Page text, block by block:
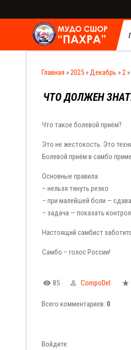
Главная »2025 » Декабрь »2
ЧТО ДОЛЖЕН
Что такое болевой приём?
Это не жестокость. Это
Болевой приём в самбо
Основные правила:
– нельзя тянуть резко
– при малейшей боли —
– задача — показать
Настоящий самбист
Самбо – голос России!
85 CompoDel
Всего комментариев: 0
Войдите: